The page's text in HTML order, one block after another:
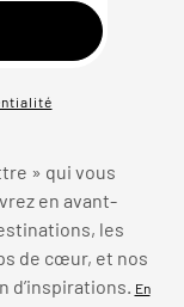
» qui vous
en avant-
les
de cœur, et nos
d’inspirations. En